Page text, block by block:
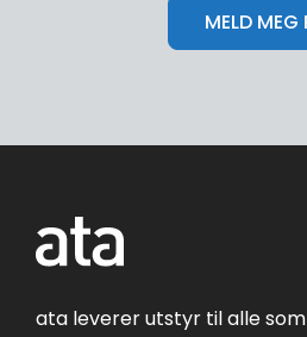
ata leverer utstyr til alle